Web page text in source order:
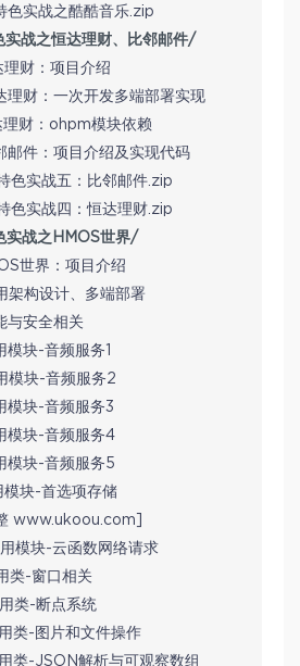
色实战之酷酷音乐.zip
实战之恒达理财、比邻邮件/
理财：项目介绍
理财：一次开发多端部署实现
理财：ohpm模块依赖
邮件：项目介绍及实现代码
色实战五：比邻邮件.zip
色实战四：恒达理财.zip
实战之HMOS世界/
世界：项目介绍
架构设计、多端部署
与安全相关
模块-音频服务1
模块-音频服务2
模块-音频服务3
模块-音频服务4
模块-音频服务5
模块-首选项存储
www.ukoou.com]
用模块-云函数网络请求
类-窗口相关
类-断点系统
类-图片和文件操作
类-JSON解析与可观察数组